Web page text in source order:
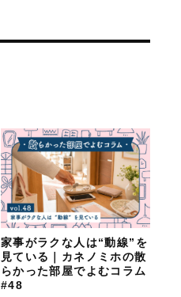
家事がラクな人は“動線”を
見ている｜カネノミホの散
らかった部屋でよむコラム
#48